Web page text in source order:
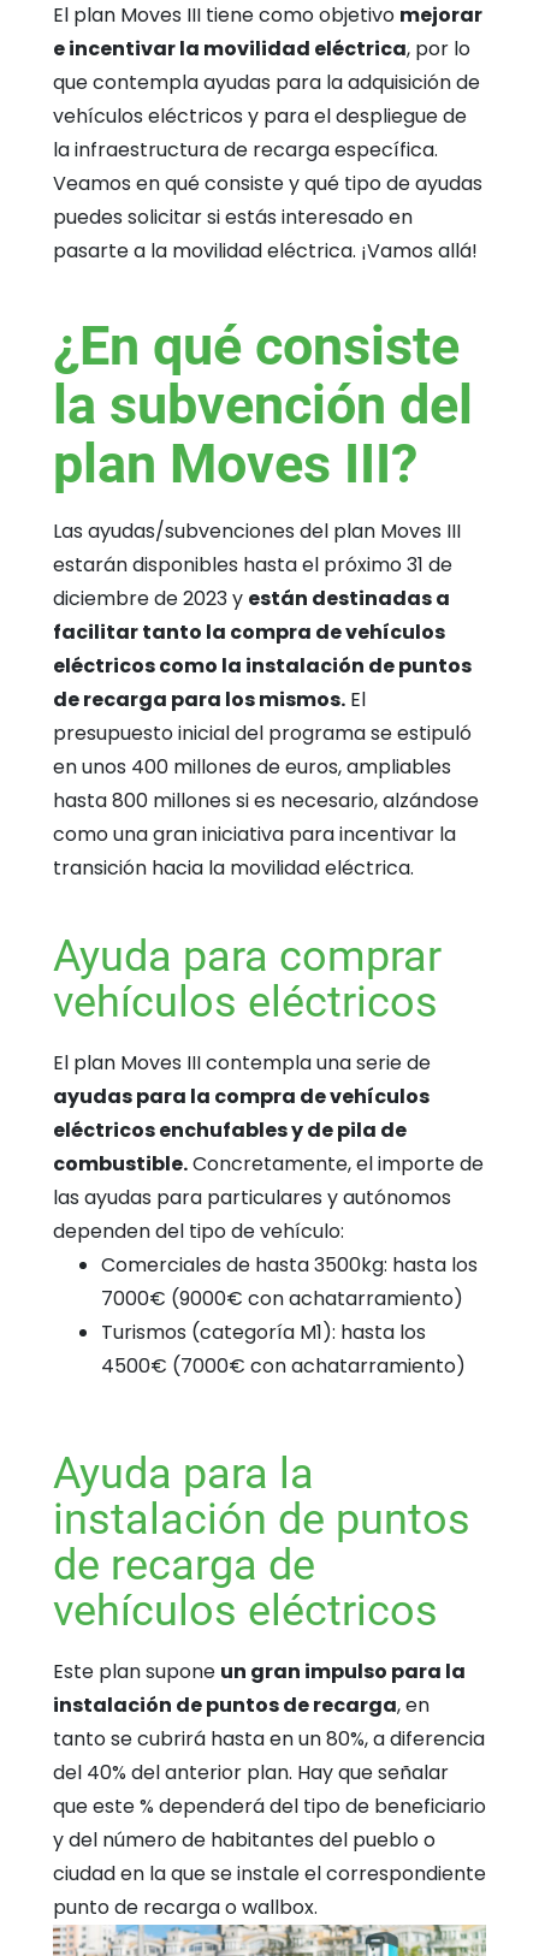
El plan Moves III tiene como objetivo mejorar
e incentivar la movilidad eléctrica, por lo
que contempla ayudas para la adquisición de
vehículos eléctricos y para el despliegue de
la infraestructura de recarga específica.
Veamos en qué consiste y qué tipo de ayudas
puedes solicitar si estás interesado en
pasarte a la movilidad eléctrica. ¡Vamos allá!
¿En qué consiste
la subvención del
plan Moves III?
Las ayudas/subvenciones del plan Moves III
estarán disponibles hasta el próximo 31 de
diciembre de 2023 y están destinadas a
facilitar tanto la compra de vehículos
eléctricos como la instalación de puntos
de recarga para los mismos. El
presupuesto inicial del programa se estipuló
en unos 400 millones de euros, ampliables
hasta 800 millones si es necesario, alzándose
como una gran iniciativa para incentivar la
transición hacia la movilidad eléctrica.
Ayuda para comprar
vehículos eléctricos
El plan Moves III contempla una serie de
ayudas para la compra de vehículos
eléctricos enchufables y de pila de
combustible.Concretamente, el importe de
las ayudas para particulares y autónomos
dependen del tipo de vehículo:
Comerciales de hasta 3500kg: hasta los
7000€ (9000€ con achatarramiento)
Turismos (categoría M1): hasta los
4500€ (7000€ con achatarramiento)
Ayuda para la
instalación de puntos
de recarga de
vehículos eléctricos
Este plan supone un gran impulso para la
instalación de puntos de recarga, en
tanto se cubrirá hasta en un 80%, a diferencia
del 40% del anterior plan. Hay que señalar
que este % dependerá del tipo de beneficiario
y del número de habitantes del pueblo o
ciudad en la que se instale el correspondiente
punto de recarga o wallbox.